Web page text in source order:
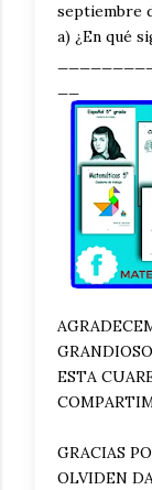
septiembre
a) ¿En qué
ESTA
GRACIAS
OLVIDEN